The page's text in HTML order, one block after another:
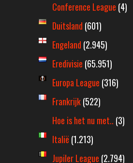
Conference League (4)
Duitsland (601)
Engeland (2.945)
Eredivisie (65.951)
Europa League (316)
Frankrijk(522)
Hoe is het nu met.. (3)
Italië (1.213)
Jupiler League (2.794)